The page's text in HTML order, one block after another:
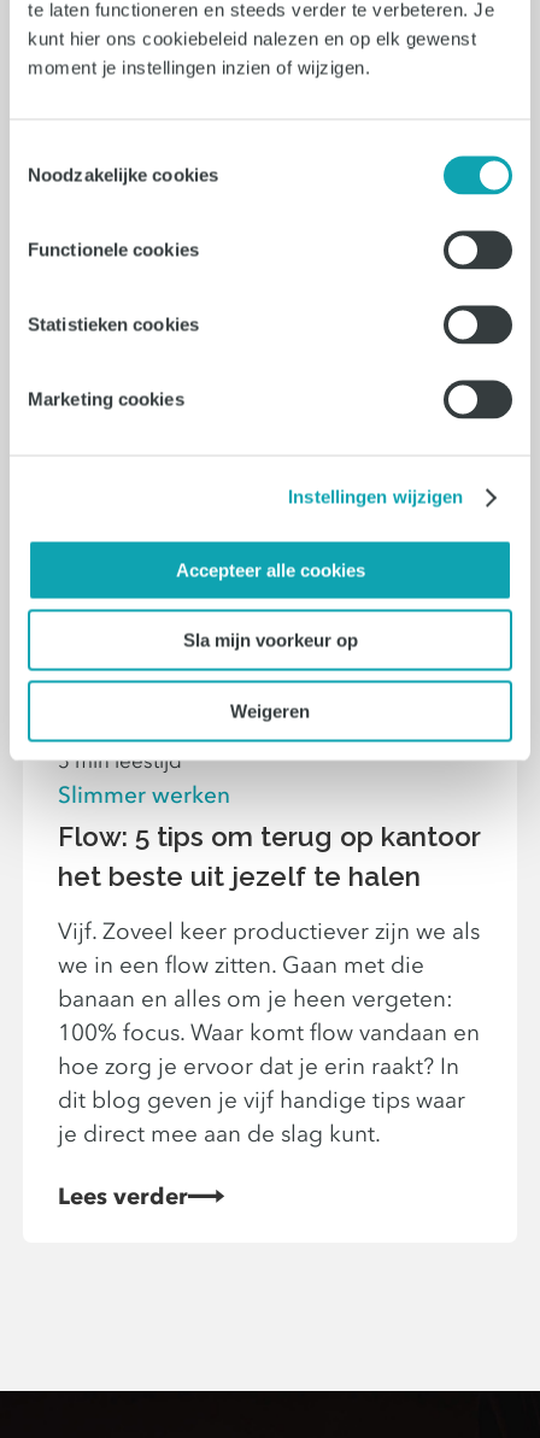
te laten functioneren en steeds verder te verbeteren. Je
kunt hier ons cookiebeleid nalezen en op elk gewenst
moment je instellingen inzien of wijzigen.
Noodzakelijke cookies
Functionele cookies
Statistieken cookies
Marketing cookies
Instellingen wijzigen
Accepteer alle cookies
Sla mijn voorkeur op
Weigeren
Loopbaanontwikkeling
Goede voornemens: wie heeft ze niet?
een maand mee te stoppen. In dit blog
ervoor te zorgen dat je op schema blijft.
5 min leestijd
Slimmer werken
Flow: 5 tips om terug op kantoor
het beste uit jezelf te halen
Vijf. Zoveel keer productiever zijn we als
we in een flow zitten. Gaan met die
banaan en alles om je heen vergeten:
100% focus. Waar komt flow vandaan en
hoe zorg je ervoor dat je erin raakt? In
dit blog geven je vijf handige tips waar
je direct mee aan de slag kunt.
Lees verder